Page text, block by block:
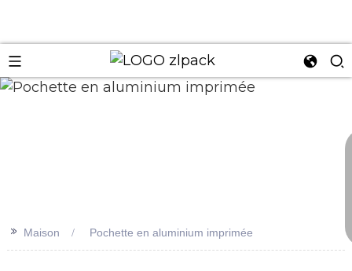
>> Maison Pochette en aluminium imprimée